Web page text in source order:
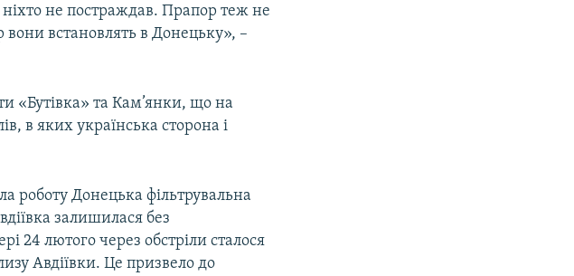
не постраждав. Прапор теж не
встановлять в Донецьку», –
«Бутівка» та Кам’янки, що на
в яких українська сторона і
роботу Донецька фільтрувальна
залишилася без
24 лютого через обстріли сталося
Авдіївки. Це призвело до